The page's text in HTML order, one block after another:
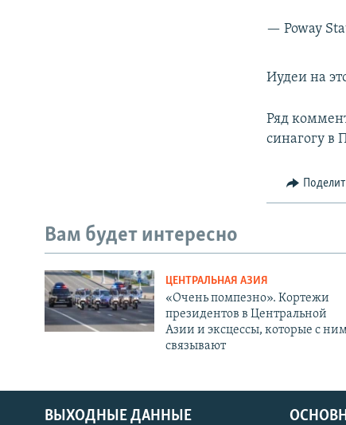
— Poway
Иудеи на
Ряд
синагогу в
Вам будет интересно
ЦЕНТРАЛЬНАЯ АЗИЯ
«Очень помпезно». Кортежи
президентов в Центральной
Азии и эксцессы, которые с
связывают
ВЫХОДНЫЕ ДАННЫЕ